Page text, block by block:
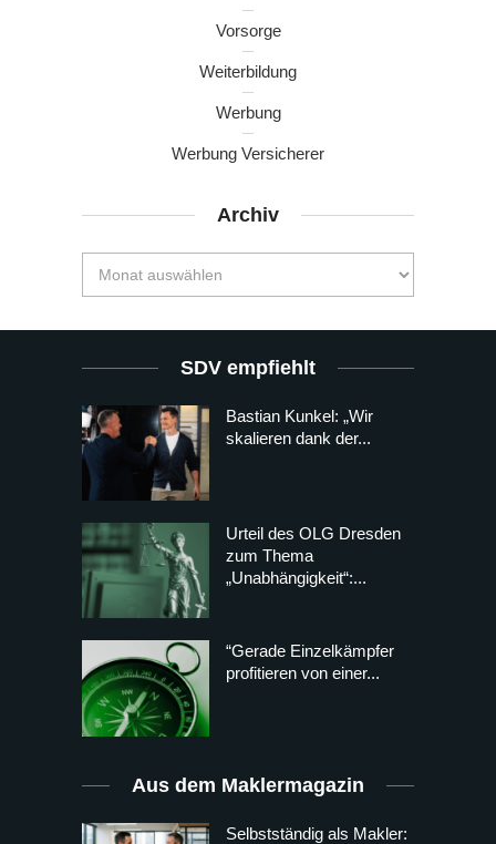
Vorsorge
Weiterbildung
Werbung
Werbung Versicherer
Archiv
SDV empfiehlt
Bastian Kunkel: „Wir
skalieren dank der...
Urteil des OLG Dresden
zum Thema
„Unabhängigkeit“:...
“Gerade Einzelkämpfer
profitieren von einer...
Aus dem Maklermagazin
Selbstständig als Makler: